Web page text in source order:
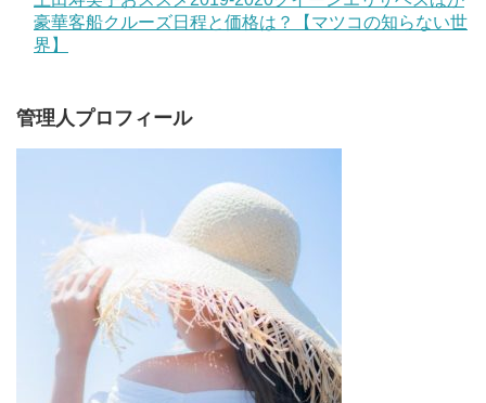
豪華客船クルーズ日程と価格は？【マツコの知らない世
界】
管理人プロフィール